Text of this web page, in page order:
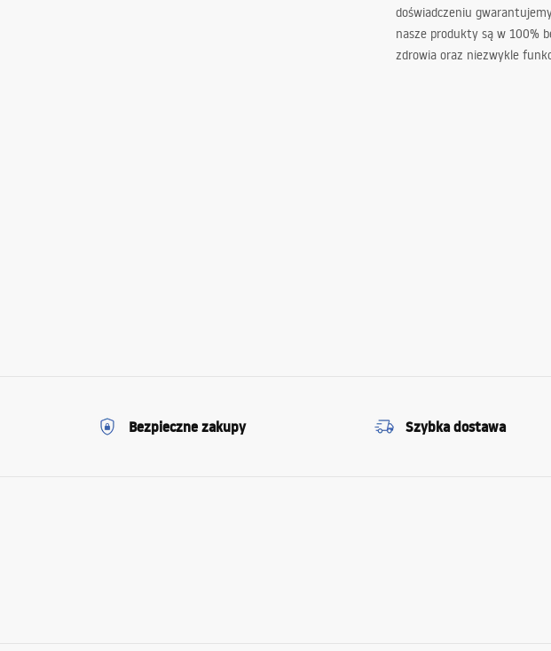
doświadczeniu
nasze produkty są w 100%
zdrowia oraz niezwykle
Bezpieczne zakupy Szybka dostawa